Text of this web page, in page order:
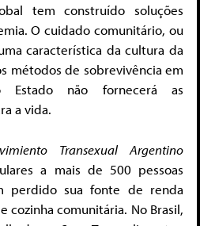
tem construído soluções
O cuidado comunitário, ou
característica da cultura da
métodos de sobrevivência em
não fornecerá as
a vida.
Transexual Argentino
a mais de 500 pessoas
perdido sua fonte de renda
cozinha comunitária. No Brasil,